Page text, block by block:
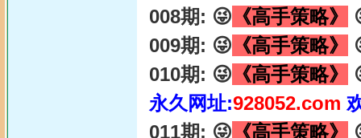
008期: 😜 《高手策略》
009期: 😜 《高手策略》
010期: 😜 《高手策略》
永久网址:928052.com
011期: 😜 《高手策略》